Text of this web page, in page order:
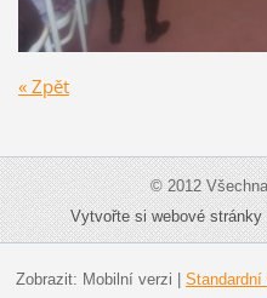
« Zpět
© 2012
Vytvořte si webové stránky
Zobrazit: Mobilní verzi Standardní